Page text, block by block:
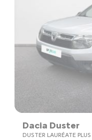
Dacia Duster
DUSTER LAURÉATE